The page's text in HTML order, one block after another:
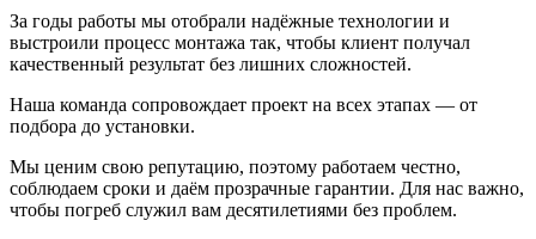
За годы работы мы отобрали надёжные технологии и
выстроили процесс монтажа так, чтобы клиент получал
качественный результат без лишних сложностей.
Наша команда сопровождает проект на всех этапах — от
подбора до установки.
Мы ценим свою репутацию, поэтому работаем честно,
соблюдаем сроки и даём прозрачные гарантии. Для нас важно,
чтобы погреб служил вам десятилетиями без проблем.